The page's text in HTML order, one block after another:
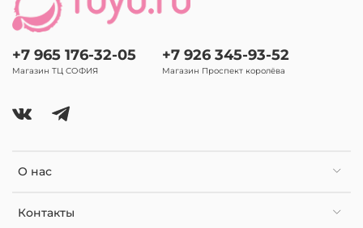
О нас
Контакты
+7 965 176-32-05
Магазин ТЦ СОФИЯ
+7 926 345-93-52
Магазин Проспект королёва